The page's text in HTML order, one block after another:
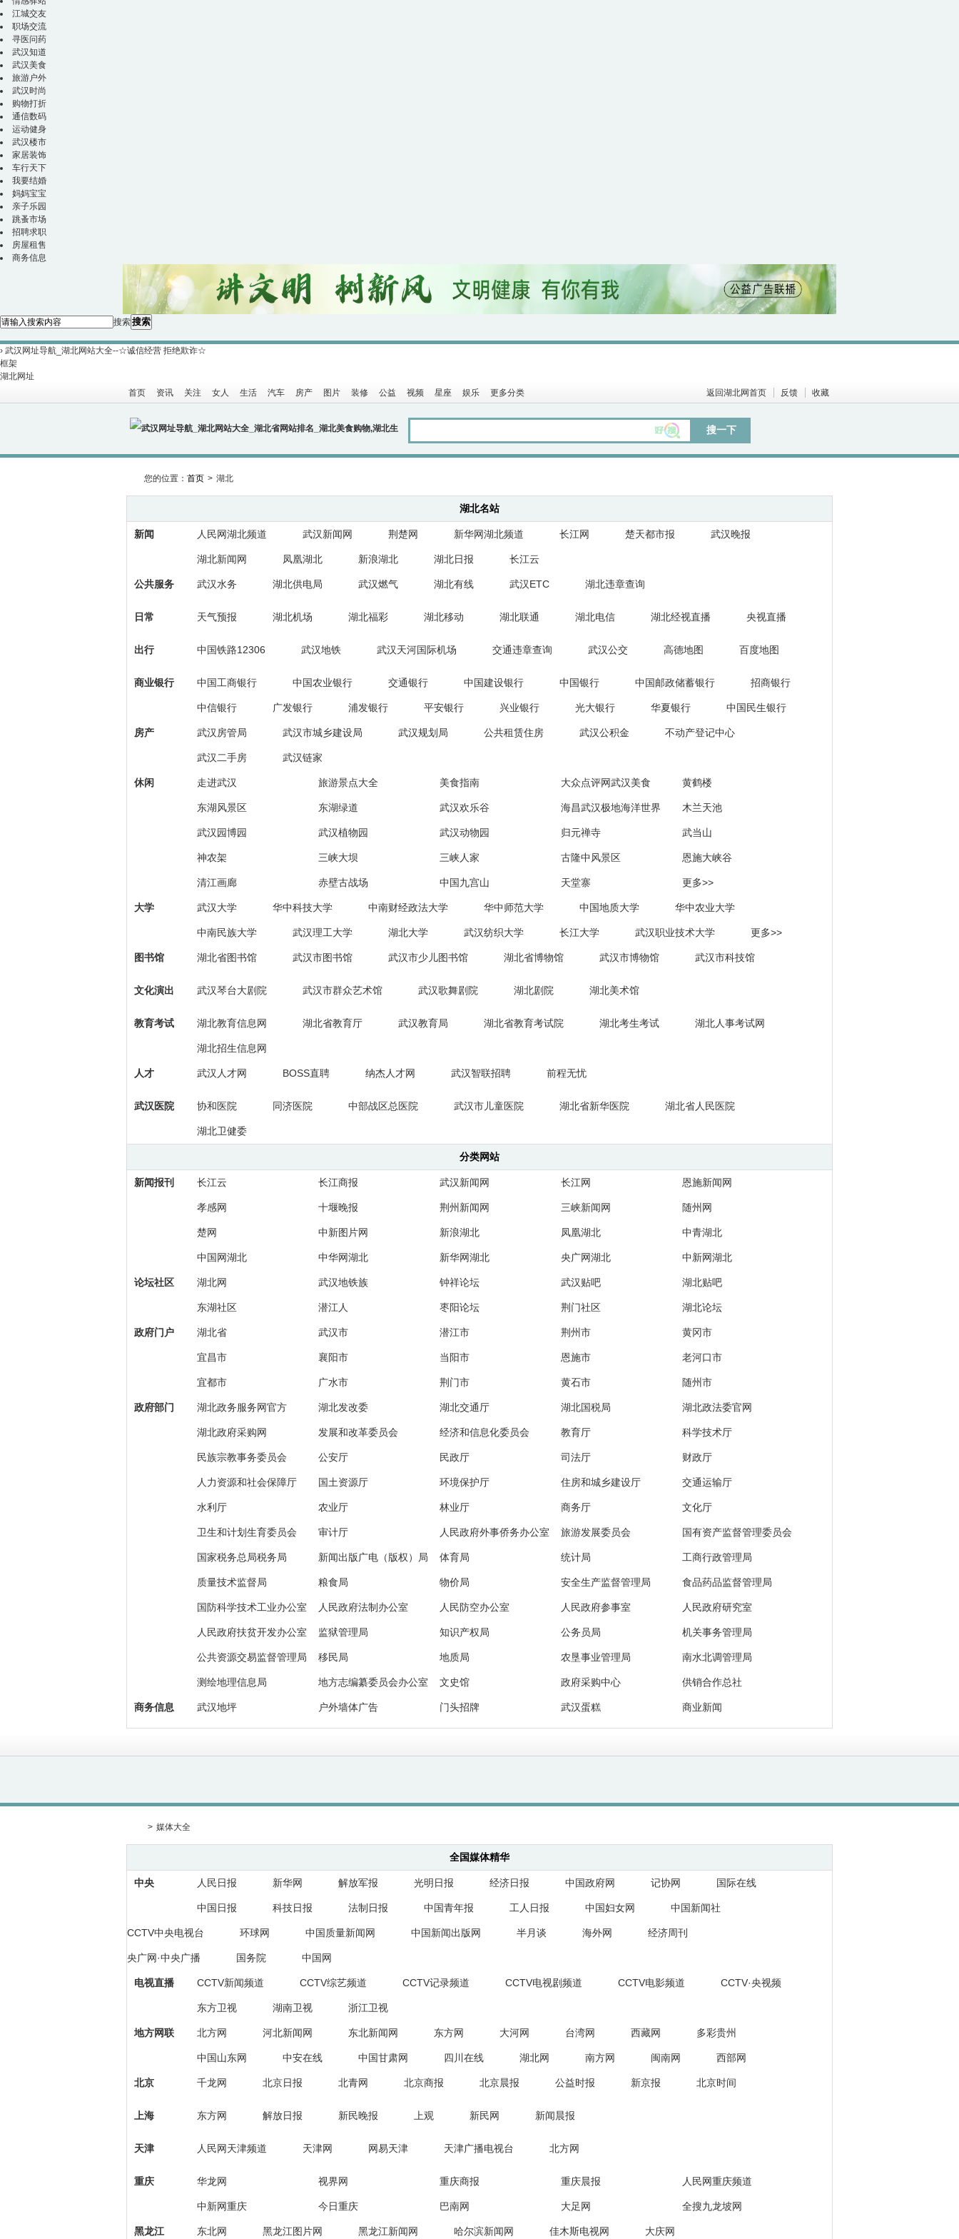
江城交友
职场交流
寻医问药
武汉知道
武汉美食
旅游户外
武汉时尚
购物打折
通信数码
运动健身
武汉楼市
家居装饰
车行天下
我要结婚
妈妈宝宝
亲子乐园
跳蚤市场
招聘求职
房屋租售
商务信息
搜索搜索
› 武汉网址导航_湖北网站大全--☆诚信经营 拒绝欺诈☆
框架
湖北网址
首页
资讯 关注 女人 生活 汽车 房产 图片 装修 公益 视频 星座 娱乐 更多分类 返回湖北网首页 反馈 收藏
湖北
搜一下
您的位置： 首页 > 湖北
湖北名站
新闻 人民网湖北频道 武汉新闻网 荆楚网 新华网湖北频道 长江网 楚天都市报 武汉晚报
湖北新闻网 凤凰湖北 新浪湖北 湖北日报 长江云
公共服务 武汉水务 湖北供电局 武汉燃气 湖北有线 武汉ETC 湖北违章查询
日常 天气预报 湖北机场 湖北福彩 湖北移动 湖北联通 湖北电信 湖北经视直播 央视直播
出行 中国铁路12306 武汉地铁 武汉天河国际机场 交通违章查询 武汉公交 高德地图 百度地图
商业银行 中国工商银行 中国农业银行 交通银行 中国建设银行 中国银行 中国邮政储蓄银行 招商银行
中信银行 广发银行 浦发银行 平安银行 兴业银行 光大银行 华夏银行 中国民生银行
房产 武汉房管局 武汉市城乡建设局 武汉规划局 公共租赁住房 武汉公积金 不动产登记中心
武汉二手房 武汉链家
休闲 走进武汉 旅游景点大全 美食指南 大众点评网武汉美食 黄鹤楼
东湖风景区 东湖绿道 武汉欢乐谷 海昌武汉极地海洋世界 木兰天池
武汉园博园 武汉植物园 武汉动物园 归元禅寺 武当山
神农架 三峡大坝 三峡人家 古隆中风景区 恩施大峡谷
清江画廊 赤壁古战场 中国九宫山 天堂寨 更多>>
大学 武汉大学 华中科技大学 中南财经政法大学 华中师范大学 中国地质大学 华中农业大学
中南民族大学 武汉理工大学 湖北大学 武汉纺织大学 长江大学 武汉职业技术大学 更多>>
图书馆 湖北省图书馆 武汉市图书馆 武汉市少儿图书馆 湖北省博物馆 武汉市博物馆 武汉市科技馆
文化演出 武汉琴台大剧院 武汉市群众艺术馆 武汉歌舞剧院 湖北剧院 湖北美术馆
教育考试 湖北教育信息网 湖北省教育厅 武汉教育局 湖北省教育考试院 湖北考生考试 湖北人事考试网
湖北招生信息网
人才 武汉人才网 BOSS直聘 纳杰人才网 武汉智联招聘 前程无忧
武汉医院 协和医院 同济医院 中部战区总医院 武汉市儿童医院 湖北省新华医院 湖北省人民医院
湖北卫健委
分类网站
新闻报刊 长江云 长江商报 武汉新闻网 长江网 恩施新闻网
孝感网 十堰晚报 荆州新闻网 三峡新闻网 随州网
楚网 中新图片网 新浪湖北 凤凰湖北 中青湖北
中国网湖北 中华网湖北 新华网湖北 央广网湖北 中新网湖北
论坛社区 湖北网 武汉地铁族 钟祥论坛 武汉贴吧 湖北贴吧
东湖社区 潜江人 枣阳论坛 荆门社区 湖北论坛
政府门户 湖北省 武汉市 潜江市 荆州市 黄冈市
宜昌市 襄阳市 当阳市 恩施市 老河口市
宜都市 广水市 荆门市 黄石市 随州市
政府部门 湖北政务服务网官方 湖北发改委 湖北交通厅 湖北国税局 湖北政法委官网
湖北政府采购网 发展和改革委员会 经济和信息化委员会 教育厅 科学技术厅
民族宗教事务委员会 公安厅 民政厅 司法厅 财政厅
人力资源和社会保障厅 国土资源厅 环境保护厅 住房和城乡建设厅 交通运输厅
水利厅 农业厅 林业厅 商务厅 文化厅
卫生和计划生育委员会 审计厅 人民政府外事侨务办公室 旅游发展委员会 国有资产监督管理委员会
国家税务总局税务局 新闻出版广电（版权）局 体育局 统计局 工商行政管理局
质量技术监督局 粮食局 物价局 安全生产监督管理局 食品药品监督管理局
国防科学技术工业办公室 人民政府法制办公室 人民防空办公室 人民政府参事室 人民政府研究室
人民政府扶贫开发办公室 监狱管理局 知识产权局 公务员局 机关事务管理局
公共资源交易监督管理局 移民局 地质局 农垦事业管理局 南水北调管理局
测绘地理信息局 地方志编纂委员会办公室 文史馆 政府采购中心 供销合作总社
商务信息 武汉地坪 户外墙体广告 门头招牌 武汉蛋糕 商业新闻
> 媒体大全
全国媒体精华
中央 人民日报 新华网 解放军报 光明日报 经济日报 中国政府网 记协网 国际在线
中国日报 科技日报 法制日报 中国青年报 工人日报 中国妇女网 中国新闻社
CCTV中央电视台 环球网 中国质量新闻网 中国新闻出版网 半月谈 海外网 经济周刊
央广网·中央广播 国务院 中国网
电视直播 CCTV新闻频道 CCTV综艺频道 CCTV记录频道 CCTV电视剧频道 CCTV电影频道 CCTV·央视频
东方卫视 湖南卫视 浙江卫视
地方网联 北方网 河北新闻网 东北新闻网 东方网 大河网 台湾网 西藏网 多彩贵州
中国山东网 中安在线 中国甘肃网 四川在线 湖北网 南方网 闽南网 西部网
北京 千龙网 北京日报 北青网 北京商报 北京晨报 公益时报 新京报 北京时间
上海 东方网 解放日报 新民晚报 上观 新民网 新闻晨报
天津 人民网天津频道 天津网 网易天津 天津广播电视台 北方网
重庆 华龙网 视界网 重庆商报 重庆晨报 人民网重庆频道
中新网重庆 今日重庆 巴南网 大足网 全搜九龙坡网
黑龙江 东北网 黑龙江图片网 黑龙江新闻网 哈尔滨新闻网 佳木斯电视网 大庆网